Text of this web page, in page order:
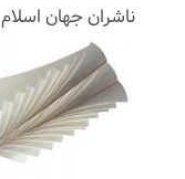
ناشران جهان اسلام